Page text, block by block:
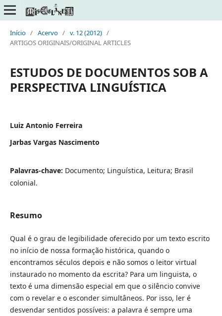
Início / Acervo / v. 12 (2012) /
ARTIGOS ORIGINAIS/ORIGINAL ARTICLES
ESTUDOS DE DOCUMENTOS SOB A
PERSPECTIVA LINGUÍSTICA
Luiz Antonio Ferreira
Jarbas Vargas Nascimento
Palavras-chave: Documento; Linguística, Leitura; Brasil
colonial.
Resumo
Qual é o grau de legibilidade oferecido por um texto escrito
no início de nossa formação histórica, quando o
encontramos séculos depois e não somos o leitor virtual
instaurado no momento da escrita? Para um linguista, o
texto é uma dimensão especial em que o silêncio convive
com o revelar e o esconder simultâneos. Por isso, ler é
desvendar sentidos possíveis: a palavra é sempre uma